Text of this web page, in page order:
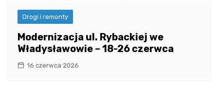
Drogi i remonty
Modernizacja ul. Rybackiej we
Władysławowie – 18-26 czerwca
16 czerwca 2026